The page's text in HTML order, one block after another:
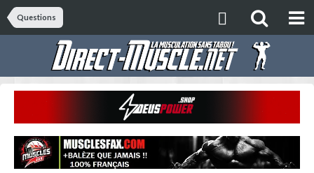
Questions